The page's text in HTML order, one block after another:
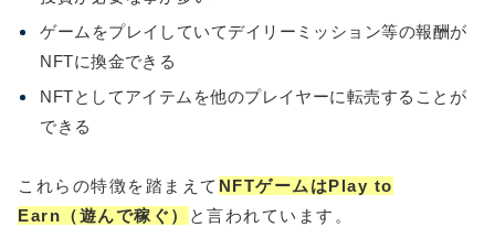
ゲームをプレイしていてデイリーミッション等の報酬が
NFTに換金できる
NFTとしてアイテムを他のプレイヤーに転売することが
できる
これらの特徴を踏まえて NFTゲームはPlay to
Earn（遊んで稼ぐ）
と言われています。